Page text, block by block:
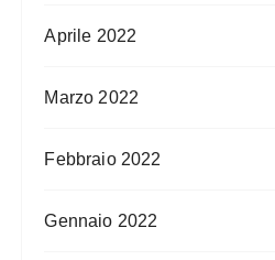
Aprile 2022
Marzo 2022
Febbraio 2022
Gennaio 2022